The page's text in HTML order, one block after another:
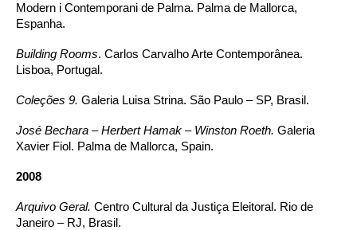
Modern i Contemporani de Palma. Palma de Mallorca,
Espanha.
Building Rooms. Carlos Carvalho Arte Contemporânea.
Lisboa, Portugal.
Coleções 9. Galeria Luisa Strina. São Paulo – SP, Brasil.
José Bechara – Herbert Hamak – Winston Roeth. Galeria
Xavier Fiol. Palma de Mallorca, Spain.
2008
Arquivo Geral. Centro Cultural da Justiça Eleitoral. Rio de
Janeiro – RJ, Brasil.